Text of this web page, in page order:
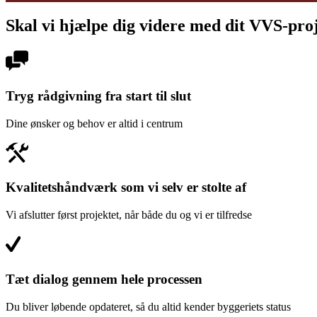
Skal vi hjælpe dig videre med dit VVS-
Tryg rådgivning fra start til slut
Dine ønsker og behov er altid i centrum
Kvalitetshåndværk som vi selv er stolte af
Vi afslutter først projektet, når både du og vi er tilfredse
Tæt dialog gennem hele processen
Du bliver løbende opdateret, så du altid kender byggeriets status